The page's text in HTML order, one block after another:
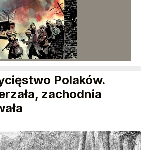
Polaków.
zachodnia